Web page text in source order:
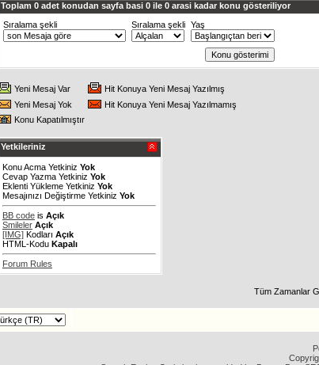
Toplam 0 adet konudan sayfa basi 0 ile 0 arasi kadar konu gösteriliyor
Sıralama şekli
Sıralama şekli Yaş
Yeni Mesaj Var
Hit Konuya Yeni Mesaj Yazılmış
Yeni Mesaj Yok
Hit Konuya Yeni Mesaj Yazılmamış
Konu Kapatılmıştır
Yetkileriniz
Konu Acma Yetkiniz Yok
Cevap Yazma Yetkiniz Yok
Eklenti Yükleme Yetkiniz Yok
Mesajınızı Değiştirme Yetkiniz Yok
BB code is Açık
Smileler Açık
[IMG] Kodları Açık
HTML-Kodu Kapalı
Forum Rules
Tüm Zamanlar